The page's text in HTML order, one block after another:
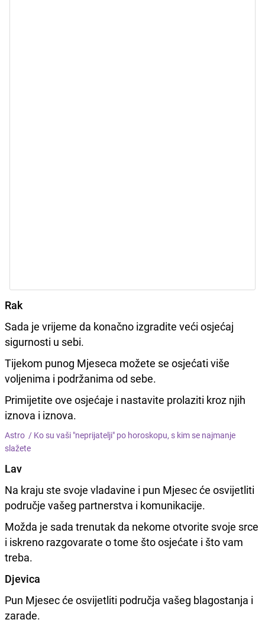
Rak
Sada je vrijeme da konačno izgradite veći osjećaj
sigurnosti u sebi.
Tijekom punog Mjeseca možete se osjećati više
voljenima i podržanima od sebe.
Primijetite ove osjećaje i nastavite prolaziti kroz njih
iznova i iznova.
Astro / Ko su vaši "neprijatelji" po horoskopu, s kim se najmanje
slažete
Lav
Na kraju ste svoje vladavine i pun Mjesec će osvijetliti
područje vašeg partnerstva i komunikacije.
Možda je sada trenutak da nekome otvorite svoje srce
i iskreno razgovarate o tome što osjećate i što vam
treba.
Djevica
Pun Mjesec će osvijetliti područja vašeg blagostanja i
zarade.